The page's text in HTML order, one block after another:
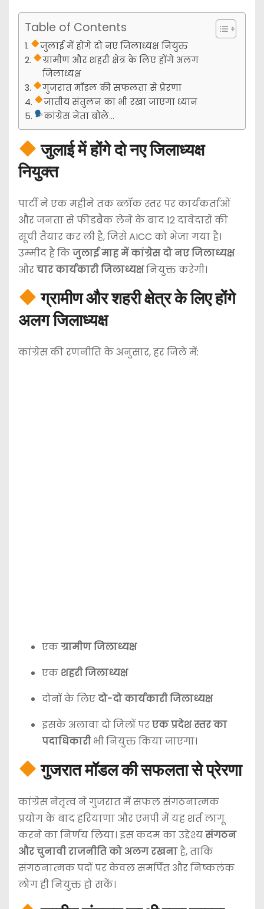
Table of Contents
जुलाई में होंगे दो नए जिलाध्यक्ष नियुक्त
ग्रामीण और शहरी क्षेत्र के लिए होंगे अलग
जिलाध्यक्ष
गुजरात मॉडल की सफलता से प्रेरणा
जातीय संतुलन का भी रखा जाएगा ध्यान
कांग्रेस नेता बोले…
जुलाई में होंगे दो नए जिलाध्यक्ष
नियुक्त
पार्टी ने एक महीने तक ब्लॉक स्तर पर कार्यकर्ताओं
और जनता से फीडबैक लेने के बाद 12 दावेदारों की
सूची तैयार कर ली है, जिसे AICC को भेजा गया है।
उम्मीद है किजुलाई माह में कांग्रेस दो नए जिलाध्यक्ष
औरचार कार्यकारी जिलाध्यक्षनियुक्त करेगी।
ग्रामीण और शहरी क्षेत्र के लिए होंगे
अलग जिलाध्यक्ष
कांग्रेस की रणनीति के अनुसार, हर जिले में:
एकग्रामीण जिलाध्यक्ष
एक शहरी जिलाध्यक्ष
दोनों के लिएदो-दो कार्यकारी जिलाध्यक्ष
इसके अलावा दो जिलों परएक प्रदेश स्तर का
पदाधिकारीभी नियुक्त किया जाएगा।
गुजरात मॉडल की सफलता से प्रेरणा
कांग्रेस नेतृत्व ने गुजरात में सफल संगठनात्मक
प्रयोग के बाद हरियाणा और एमपी में यह शर्त लागू
करने का निर्णय लिया। इस कदम का उद्देश्यसंगठन
और चुनावी राजनीति को अलग रखनाहै, ताकि
संगठनात्मक पदों पर केवल समर्पित और निष्कलंक
लोग ही नियुक्त हो सकें।